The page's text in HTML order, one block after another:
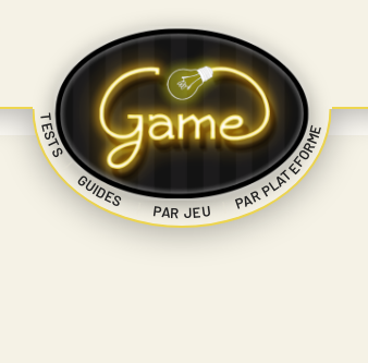
TESTS
GUIDES
PAR JEU PAR PLATEFORME
|
| |